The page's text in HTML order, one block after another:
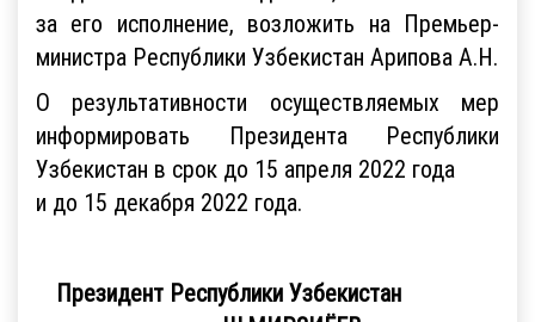
за его исполнение, возложить на Премьер-
министра Республики Узбекистан Арипова А.Н.
О результативности осуществляемых мер
информировать Президента Республики
Узбекистан в срок до 15 апреля 2022 года
и до 15 декабря 2022 года.
Президент Республики Узбекистан